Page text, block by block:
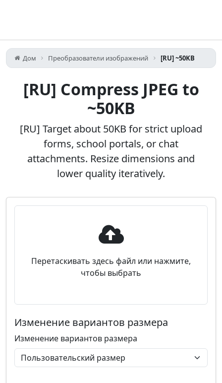
Дом Преобразователи изображений [RU] ~50KB
[RU] Compress JPEG to
~50KB
[RU] Target about 50KB for strict upload
forms, school portals, or chat
attachments. Resize dimensions and
lower quality iteratively.
Перетаскивать здесь файл или нажмите,
чтобы выбрать
Изменение вариантов размера
Изменение вариантов размера